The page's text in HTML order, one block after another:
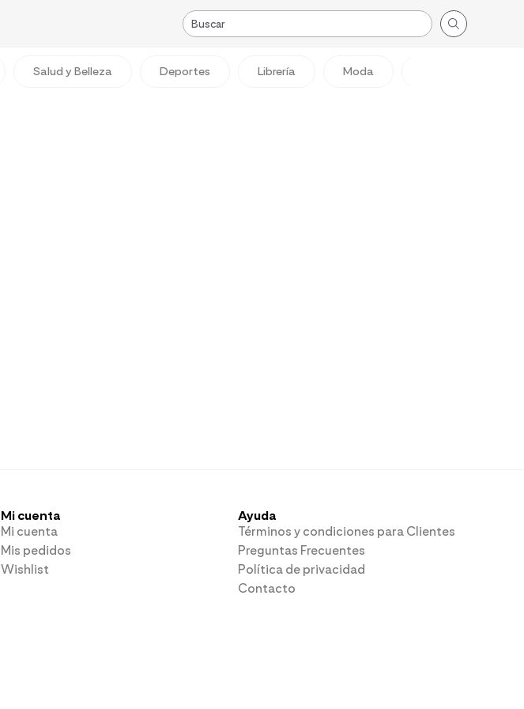
Salud y Belleza Deportes Librería Moda
Mi cuenta
Mi cuenta
Mis pedidos
Wishlist
Ayuda
Términos y condiciones para Clientes
Preguntas Frecuentes
Política de privacidad
Contacto